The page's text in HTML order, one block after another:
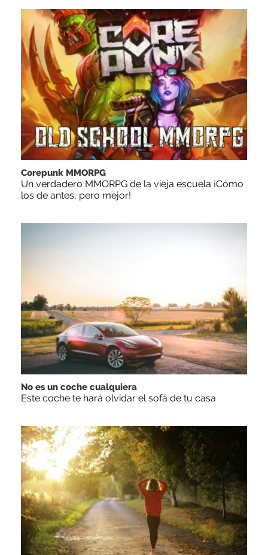
Corepunk MMORPG
Un verdadero MMORPG de la vieja escuela ¡Cómo
los de antes, pero mejor!
No es un coche cualquiera
Este coche te hará olvidar el sofá de tu casa